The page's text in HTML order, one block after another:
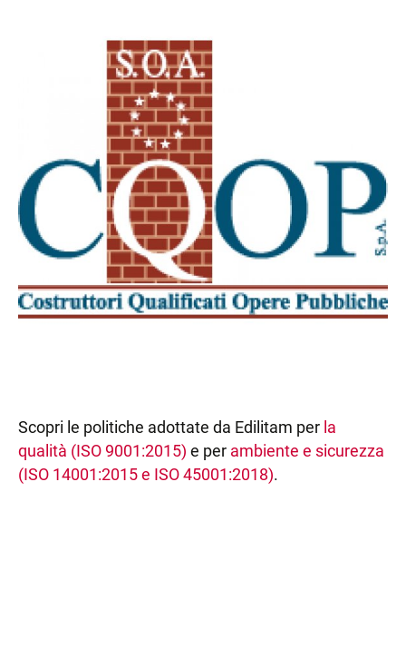
Scopri le politiche adottate da Edilitam per la
qualità (ISO 9001:2015) e per ambiente e sicurezza
(ISO 14001:2015 e ISO 45001:2018).